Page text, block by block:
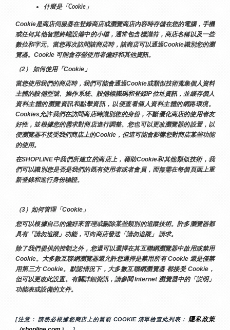
什麼是「Cookie」
Cookie是商店伺服器在登錄商店或瀏覽商店內容時存儲在您的電腦，手機
或任何其他智慧終端設備中的小檔，通常包含標識符，商店名稱以及一些
數位和字元。當您再次訪問該商店時，該商店可以通過Cookie識別您的瀏
覽器。Cookie 可能會存儲使用者偏好和其他資訊。
（2） 如何使用「Cookie」
當您使用我們的商店時，我們可能會通過Cookie或類似技術蒐集個人資料
主體的設備型號、操作系統、設備標識碼和登錄IP位址資訊，並緩存個人
資料主體的瀏覽資訊和點擊資訊，以便查看個人資料主體的網路環境。
Cookies允許我們在訪問商店時識別您的身份，不斷優化商店的使用者友
好性，並根據您的需求對商店進行調整。您也可以更改瀏覽器的設置，以
便瀏覽器不接受我們商店上的Cookie，但這可能會影響您對商店某些功能
的使用。
在SHOPLINE中我們所建立的商店上，藉助Cookie和其他類似技術，我
們可以識別您是否是我們的既有使用者或者會員，而無需在每個頁面上重
新登錄和進行身份驗證。
（3）如何管理「Cookie」
您可以根據自己的偏好來管理或刪除某些類別的追蹤技術。許多瀏覽器都
具有「請勿追蹤」功能，可向商店發送「請勿追蹤」 請求。
除了我們提供的控制之外，您還可以選擇在其互聯網瀏覽器中啟用或禁用
Cookie。大多數互聯網瀏覽器還允許您選擇是禁用所有 Cookie 還是僅禁
用第三方 Cookie。默認情況下，大多數互聯網瀏覽器 都接受 Cookie，
但可以更改此設置。有關詳細資訊，請參閱 Internet 瀏覽器中的「説明」
功能表或設備的文件。
[注意： 請務必根據您商店上的當前 COOKIE 清單檢查此列表： 隱私政策